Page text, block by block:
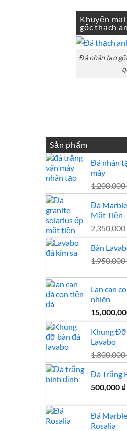
cương
20
mẫu
mộ
đá
bình
ở
Bảng
Giá
đá
hoa
cương
100
Khuyến
gốc thạch
Đá nhân tạo
Sản phẩm
Đá nhân
mây
1,200,000
Đá
Mặt Tiền
2,350,000
Bàn
1,950,000
Lan can
nhiên
Khung
Lavabo
1,800,000
Đá Trắng
500,000 ₫
Đá
Rosalia